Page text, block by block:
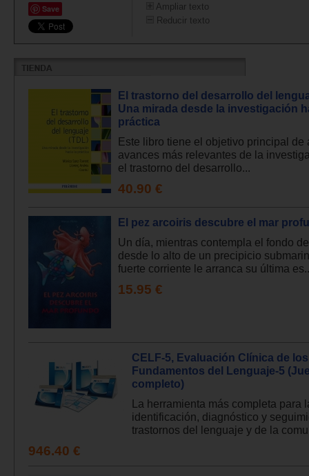
Save
Ampliar texto
Reducir texto
El trastorno del desarrollo del
Una mirada desde la investigación
práctica
Este libro tiene el objetivo principal de
avances más relevantes de la
el trastorno del desarrollo...
40.90 €
El pez arcoiris descubre el mar
Un día, mientras contempla el fondo
desde lo alto de un precipicio
fuerte corriente le arranca su última
15.95 €
CELF-5, Evaluación Clínica de los
Fundamentos del Lenguaje-5
completo)
La herramienta más completa para
identificación, diagnóstico y
trastornos del lenguaje y de la
946.40 €